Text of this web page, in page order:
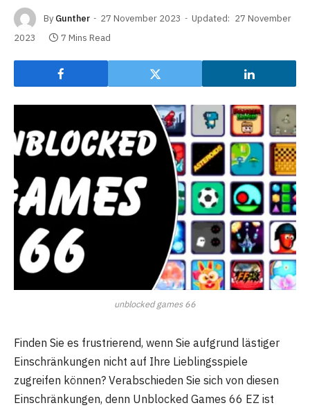
By Gunther 27 November 2023 Updated: 27 November
2023
7 Mins Read
unblocked games 66
Finden Sie es frustrierend, wenn Sie aufgrund lästiger
Einschränkungen nicht auf Ihre Lieblingsspiele
zugreifen können? Verabschieden Sie sich von diesen
Einschränkungen, denn Unblocked Games 66 EZ ist